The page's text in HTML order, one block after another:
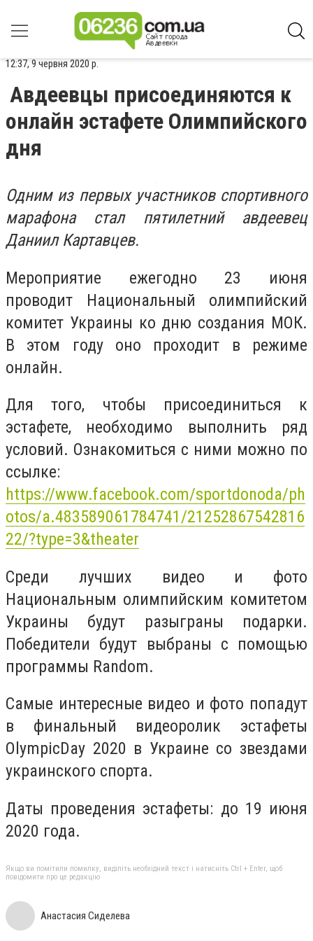
12:37, 9 червня 2020 р.
Авдеевцы присоединяются к
онлайн эстафете Олимпийского
дня
Одним из первых участников спортивного
марафона стал пятилетний авдеевец
Даниил Картавцев.
Мероприятие ежегодно 23 июня
проводит Национальный олимпийский
комитет Украины ко дню создания МОК.
В этом году оно проходит в режиме
онлайн.
Для того, чтобы присоединиться к
эстафете, необходимо выполнить ряд
условий. Ознакомиться с ними можно по
ссылке:
https://www.facebook.com/sportdonoda/ph
otos/a.483589061784741/21252867542816
22/?type=3&theater
Среди лучших видео и фото
Национальным олимпийским комитетом
Украины будут разыграны подарки.
Победители будут выбраны с помощью
программы Random.
Самые интересные видео и фото попадут
в финальный видеоролик эстафеты
OlympicDay 2020 в Украине со звездами
украинского спорта.
Даты проведения эстафеты: до 19 июня
2020 года.
Якщо ви помітили помилку, виділіть необхідний текст і натисніть Ctrl + Enter, щоб
повідомити про це редакцію
Анастасия Сиделева